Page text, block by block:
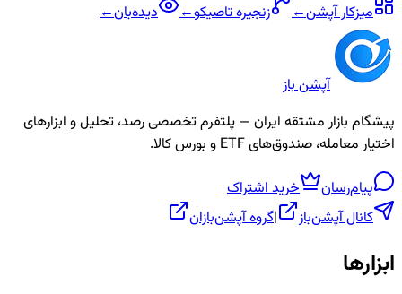
میزکار آپشن← زنجیرهتاصیکو← دیده‌بان←
آپشن باز
پیشگام بازار مشتقه ایران — پلتفرم تخصصی رصد، تحلیل و ابزارهای
اختیار معامله، صندوق‌های ETF و بورس کالا.
پیام‌رسان
خرید اشتراک
کانال آپشن‌باز
|گروه آپشن‌بازان
ابزارها